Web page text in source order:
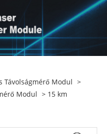
Távolságmérő Modul >
Modul > 15 km